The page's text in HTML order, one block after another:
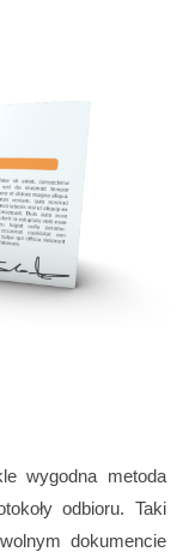
wygodna metoda
odbioru. Taki
dokumencie